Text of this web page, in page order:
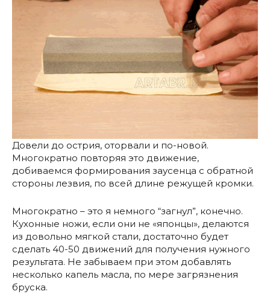
Довели до острия, оторвали и по-новой.
Многократно повторяя это движение,
добиваемся формирования заусенца с обратной
стороны лезвия, по всей длине режущей кромки.
Многократно – это я немного “загнул”, конечно.
Кухонные ножи, если они не «японцы», делаются
из довольно мягкой стали, достаточно будет
сделать 40-50 движений для получения нужного
результата. Не забываем при этом добавлять
несколько капель масла, по мере загрязнения
бруска.